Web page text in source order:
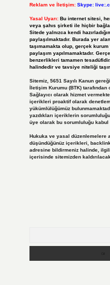
Reklam ve İletişim: Skype:
Yasal Uyarı: Bu internet sitesi,
veya şahıs şirketi ile hiçbir
Sitede yalnızca kendi
paylaşılmaktadır. Burada yer
taşımamakta olup, gerçek
paylaşım yapılmamaktadır.
benzerlikleri tamamen
halindedir ve tavsiye niteliği
Sitemiz, 5651 Sayılı Kanun
İletişim Kurumu (BTK) tarafından
Sağlayıcı olarak hizmet
içerikleri proaktif olarak
yükümlülüğümüz
yazdıkları içeriklerin
üye olarak bu sorumluluğu kabul
Hukuka ve yasal düzenlemelere
düşündüğünüz içerikleri,
adresine bildirmeniz halinde,
içerisinde sitemizden